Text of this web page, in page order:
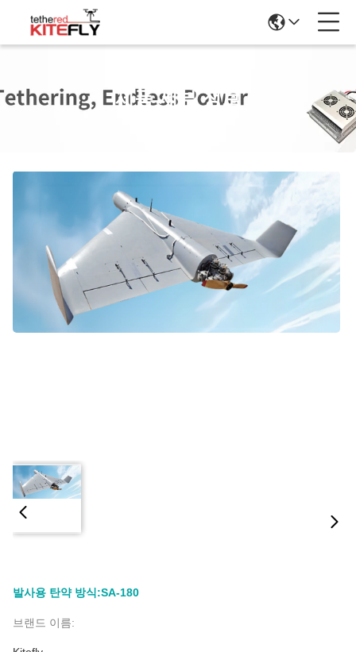
제품 세부 정보
발사용 탄약 방식:SA-180
브랜드 이름: